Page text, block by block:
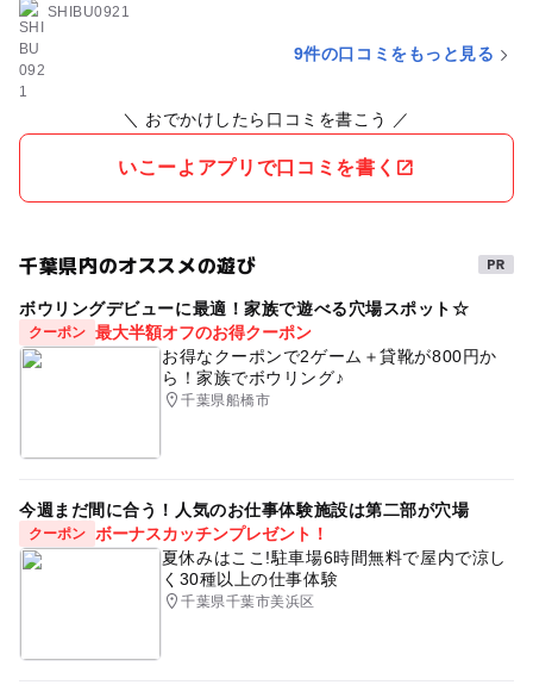
があれば伺いたいです
SHIBU0921
9件の口コミをもっと見る
＼ おでかけしたら口コミを書こう ／
いこーよアプリで口コミを書く
千葉県内のオススメの遊び
ボウリングデビューに最適！家族で遊べる穴場スポット☆
クーポン 最大半額オフのお得クーポン
お得なクーポンで2ゲーム＋貸靴が800円か
ら！家族でボウリング♪
千葉県船橋市
今週まだ間に合う！人気のお仕事体験施設は第二部が穴場
クーポン
ボーナスカッチンプレゼント！
夏休みはここ!駐車場6時間無料で屋内で涼し
く30種以上の仕事体験
千葉県千葉市美浜区